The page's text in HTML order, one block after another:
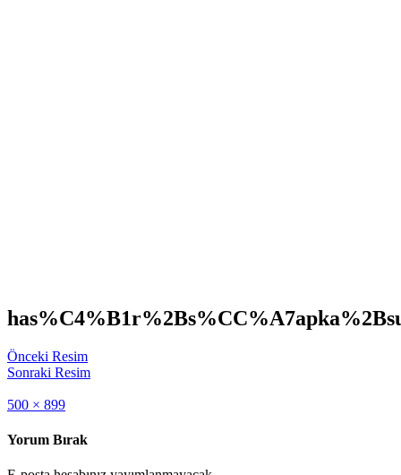
Önceki Resim
Sonraki Resim
Full
500 × 899
Yorum Bırak